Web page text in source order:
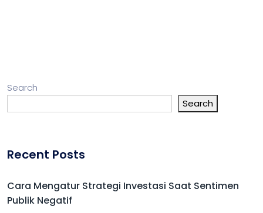
Search
Search
Recent Posts
Cara Mengatur Strategi Investasi Saat Sentimen
Publik Negatif